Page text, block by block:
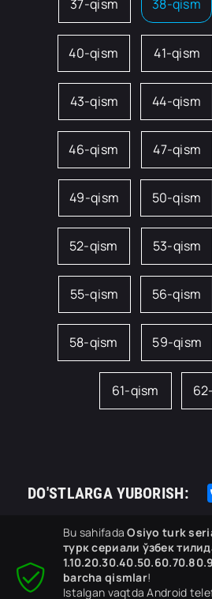
37-qism 38-qism
40-qism 41-qism
43-qism 44-qism
46-qism 47-qism
49-qism 50-qism
52-qism 53-qism
55-qism 56-qism
58-qism 59-qism
61-qism
DO'STLARGA YUBORISH:
Bu sahifadaOsiyo turk
турк сериали ўзбек
barcha qismlar!
Istalgan vaqtda Android